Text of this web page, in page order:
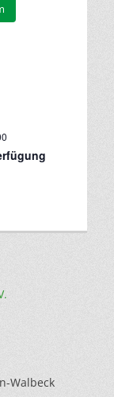
Walbeck